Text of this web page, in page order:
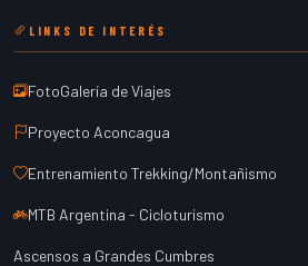
LINKS DE INTERÉS
FotoGalería de Viajes
Proyecto Aconcagua
Entrenamiento Trekking/Montañismo
MTB Argentina - Cicloturismo
Ascensos a Grandes Cumbres